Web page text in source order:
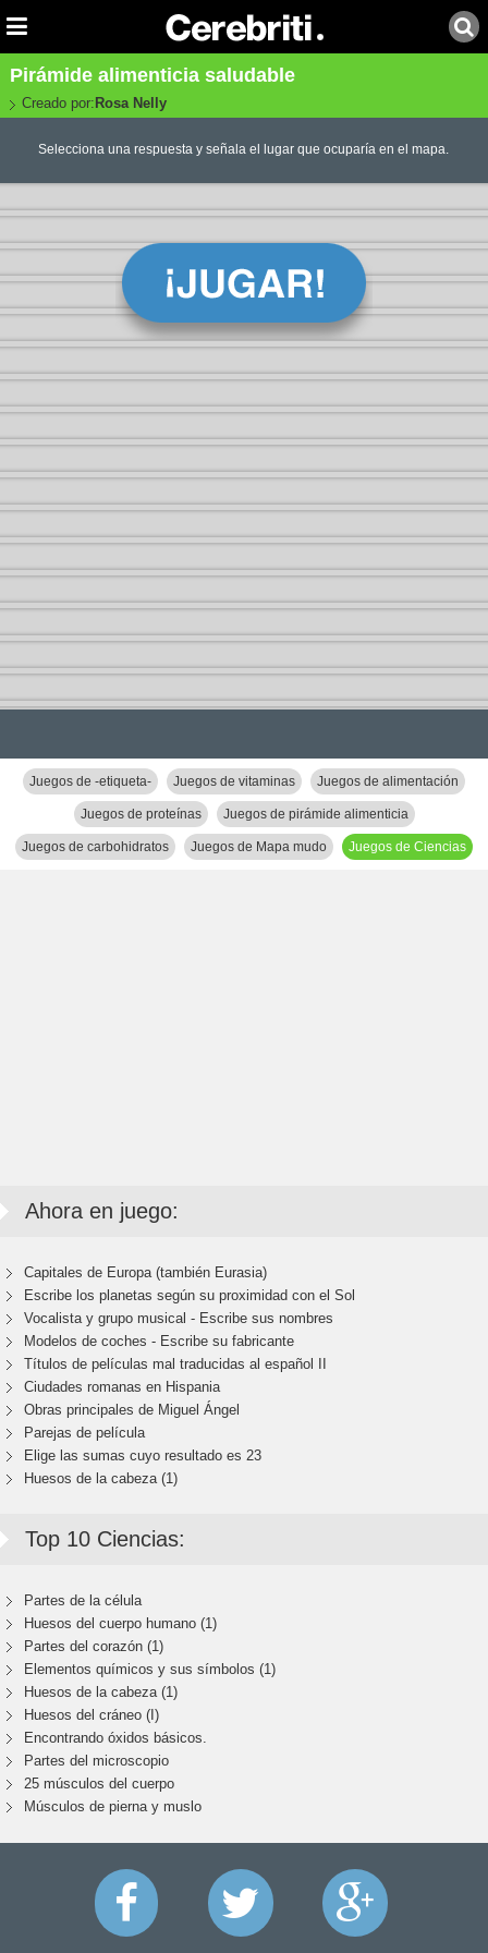
Pirámide alimenticia saludable
Creado por: Rosa Nelly
Selecciona una respuesta y señala el lugar que ocuparía en el mapa.
Juegos de -etiqueta- Juegos de vitaminas Juegos de alimentación
Juegos de proteínas Juegos de pirámide alimenticia
Juegos de carbohidratos Juegos de Mapa mudo Juegos de Ciencias
Ahora en juego:
Capitales de Europa (también Eurasia)
Escribe los planetas según su proximidad con el Sol
Vocalista y grupo musical - Escribe sus nombres
Modelos de coches - Escribe su fabricante
Títulos de películas mal traducidas al español II
Ciudades romanas en Hispania
Obras principales de Miguel Ángel
Parejas de película
Elige las sumas cuyo resultado es 23
Huesos de la cabeza (1)
Top 10 Ciencias:
Partes de la célula
Huesos del cuerpo humano (1)
Partes del corazón (1)
Elementos químicos y sus símbolos (1)
Huesos de la cabeza (1)
Huesos del cráneo (I)
Encontrando óxidos básicos.
Partes del microscopio
25 músculos del cuerpo
Músculos de pierna y muslo